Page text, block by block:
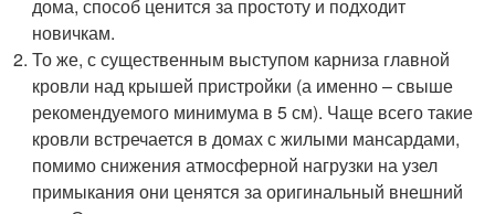
дома, способ ценится за простоту и подходит
новичкам.
То же, с существенным выступом карниза главной
кровли над крышей пристройки (а именно – свыше
рекомендуемого минимума в 5 см). Чаще всего такие
кровли встречается в домах с жилыми мансардами,
помимо снижения атмосферной нагрузки на узел
примыкания они ценятся за оригинальный внешний